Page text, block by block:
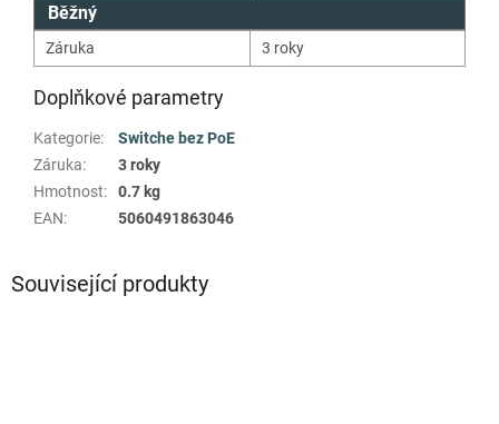
Běžný
Záruka 3 roky
Doplňkové parametry
Kategorie:
Switche bez PoE
Záruka:
3 roky
Hmotnost:
0.7 kg
EAN: 5060491863046
Související produkty